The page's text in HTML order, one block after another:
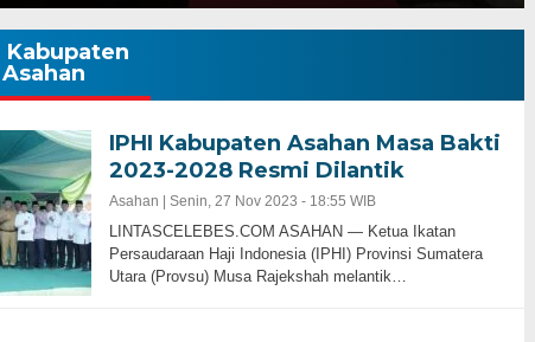
Kabupaten
Asahan
IPHI Kabupaten Asahan Masa Bakti
2023-2028 Resmi Dilantik
Asahan | Senin, 27 Nov 2023 - 18:55 WIB
LINTASCELEBES.COM ASAHAN — Ketua Ikatan
Persaudaraan Haji Indonesia (IPHI) Provinsi Sumatera
Utara (Provsu) Musa Rajekshah melantik…